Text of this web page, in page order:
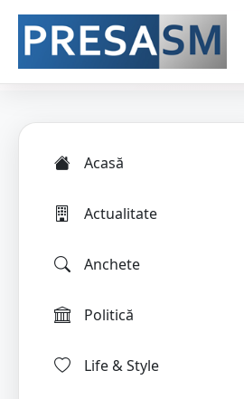
Acasă
Actualitate
Anchete
Politică
Life & Style